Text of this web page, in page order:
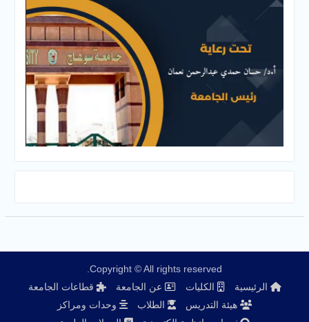
Copyright © All rights reserved.
الرئيسية
الكليات عن الجامعة
قطاعات الجامعة
هيئة التدريس
الطلاب
وحدات ومراكز